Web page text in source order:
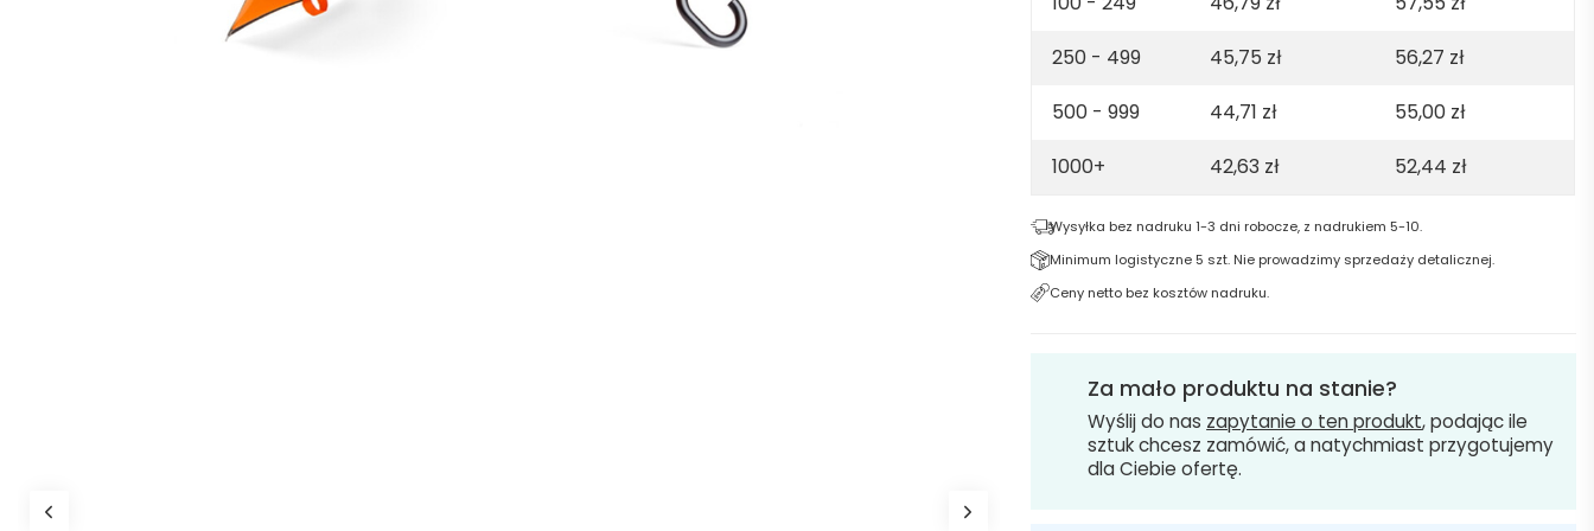
250 - 499
45,75 zł 56,27 zł
500 - 999
44,71 zł 55,00 zł
1000+
42,63 zł 52,44 zł
Wysyłka bez nadruku 1-3 dni robocze, z nadrukiem 5-10.
Minimum logistyczne 5 szt. Nie prowadzimy sprzedaży detalicznej.
Ceny netto bez kosztów nadruku.
Za mało produktu na stanie?
Wyślij do nas zapytanie o ten produkt, podając ile
sztuk chcesz zamówić, a natychmiast przygotujemy
dla Ciebie ofertę.